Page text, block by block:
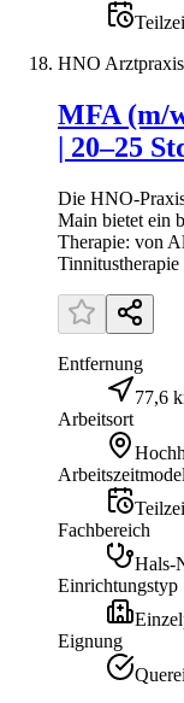
HNO
MFA (m/
| 20–25
Die HNO-
Main bietet ein
Therapie: von
Entfernung
77,6
Arbeitsort
Fachbereich
Hals-
Einrichtungstyp
Eignung